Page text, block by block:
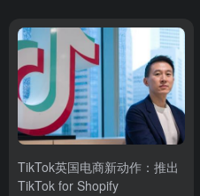
TikTok英国电商新动作：推出
TikTok for Shopify